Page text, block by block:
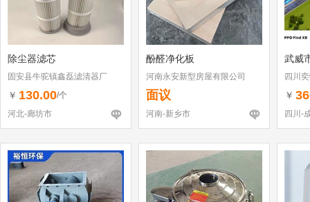
除尘器滤芯
固安县牛驼镇鑫磊滤清器厂
￥ 130.00/个
河北-廊坊市
酚醛净化板
河南永安新型房屋有限公司
面议
河南-新乡市
武威
四川
￥
四川-